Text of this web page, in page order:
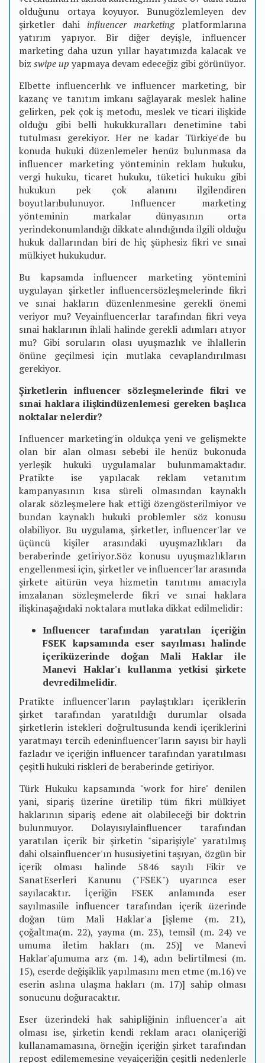
olduğunu ortaya koyuyor. Bunugözlemleyen dev
şirketler dahi influencer marketingplatformlarına
yatırım yapıyor. Bir diğer deyişle, influencer
marketing daha uzun yıllar hayatımızda kalacak ve
biz swipe up yapmaya devam edeceğiz gibi görünüyor.
Elbette influencerlık ve influencer marketing, bir
kazanç ve tanıtım imkanı sağlayarak meslek haline
gelirken, pek çok iş metodu, meslek ve ticari ilişkide
olduğu gibi belli hukukkuralları denetimine tabi
tutulması gerekiyor. Her ne kadar Türkiye'de bu
konuda hukuki düzenlemeler henüz bulunmasa da
influencer marketing yönteminin reklam hukuku,
vergi hukuku, ticaret hukuku, tüketici hukuku gibi
hukukun pek çok alanını ilgilendiren
boyutlarıbulunuyor. Influencer marketing
yönteminin markalar dünyasının orta
yerindekonumlandığı dikkate alındığında ilgili olduğu
hukuk dallarından biri de hiç şüphesiz fikri ve sınai
mülkiyet hukukudur.
Bu kapsamda influencer marketing yöntemini
uygulayan şirketler influencersözleşmelerinde fikri
ve sınai hakların düzenlenmesine gerekli önemi
veriyor mu? Veyainfluencerlar tarafından fikri veya
sınai haklarının ihlali halinde gerekli adımları atıyor
mu? Gibi soruların olası uyuşmazlık ve ihlallerin
önüne geçilmesi için mutlaka cevaplandırılması
gerekiyor.
Şirketlerin influencer sözleşmelerinde fikri ve
sınai haklara ilişkindüzenlemesi gereken başlıca
noktalar nelerdir?
Influencer marketing'in oldukça yeni ve gelişmekte
olan bir alan olması sebebi ile henüz bukonuda
yerleşik hukuki uygulamalar bulunmamaktadır.
Pratikte ise yapılacak reklam vetanıtım
kampanyasının kısa süreli olmasından kaynaklı
olarak sözleşmelere hak ettiği özengösterilmiyor ve
bundan kaynaklı hukuki problemler söz konusu
olabiliyor. Bu uygulama, şirketler, influencer'lar ve
üçüncü kişiler arasındaki uyuşmazlıkları da
beraberinde getiriyor.Söz konusu uyuşmazlıkların
engellenmesi için, şirketler ve influencer'lar arasında
şirkete aitürün veya hizmetin tanıtımı amacıyla
imzalanan sözleşmelerde fikri ve sınai haklara
ilişkinaşağıdaki noktalara mutlaka dikkat edilmelidir:
Influencer tarafından yaratılan içeriğin
FSEK kapsamında eser sayılması halinde
içeriküzerinde doğan Mali Haklar ile
Manevi Haklar'ı kullanma yetkisi şirkete
devredilmelidir.
Pratikte influencer'ların paylaştıkları içeriklerin
şirket tarafından yaratıldığı durumlar olsada
şirketlerin istekleri doğrultusunda kendi içeriklerini
yaratmayı tercih edeninfluencer'ların sayısı bir hayli
fazladır ve içeriğin influencer tarafından yaratılması
çeşitli hukuki riskleri de beraberinde getiriyor.
Türk Hukuku kapsamında "work for hire" denilen
yani, sipariş üzerine üretilip tüm fikri mülkiyet
haklarının sipariş edene ait olabileceği bir doktrin
bulunmuyor. Dolayısıylainfluencer tarafından
yaratılan içerik bir şirketin "siparişiyle" yaratılmış
dahi olsainfluencer'ın hususiyetini taşıyan, özgün bir
içerik olması halinde 5846 sayılı Fikir ve
SanatEserleri Kanunu ("FSEK") uyarınca eser
sayılacaktır. İçeriğin FSEK anlamında eser
sayılmasıile influencer tarafından içerik üzerinde
doğan tüm Mali Haklar'a [işleme (m. 21),
çoğaltma(m. 22), yayma (m. 23), temsil (m. 24) ve
umuma iletim hakları (m. 25)] ve Manevi
Haklar'a[umuma arz (m. 14), adın belirtilmesi (m.
15), eserde değişiklik yapılmasını men etme (m.16) ve
eserin aslına ulaşma hakları (m. 17)] sahip olması
sonucunu doğuracaktır.
Eser üzerindeki hak sahipliğinin influencer'a ait
olması ise, şirketin kendi reklam aracı olaniçeriği
kullanamamasına, örneğin içeriğin şirket tarafından
repost edilememesine veyaiçeriğin çeşitli nedenlerle